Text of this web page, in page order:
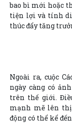
bao bì mới hoặc
tiện lợi và tính di
thúc đẩy tăng
Ngoài ra, cuộc
ngày càng có
trên thế giới.
mạnh mẽ lên thị
động có thể kể